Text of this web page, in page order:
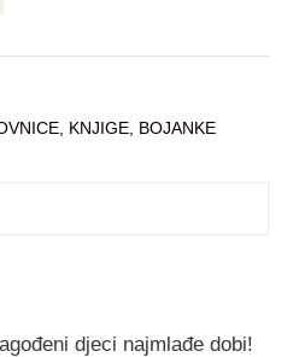
KNJIGE, BOJANKE
djeci najmlađe dobi!